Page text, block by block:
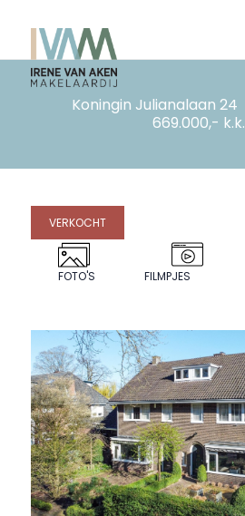
Koningin Julianalaan 24
669.000,- k.k.
VERKOCHT
FOTO'S FILMPJES